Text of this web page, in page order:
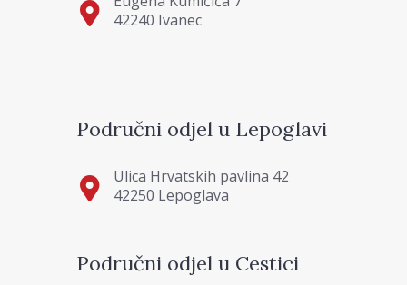
42240 Ivanec
Područni odjel u Lepoglavi
Ulica Hrvatskih pavlina 42
42250 Lepoglava
Područni odjel u Cestici